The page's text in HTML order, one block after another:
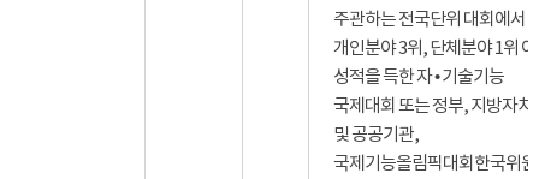
주관하는 전국단위 대회에서
개인분야 3위, 단체분야 1위
성적을 득한 자 • 기술기능
국제대회 또는 정부, 지방자치
및 공공기관,
국제기능올림픽대회한국위